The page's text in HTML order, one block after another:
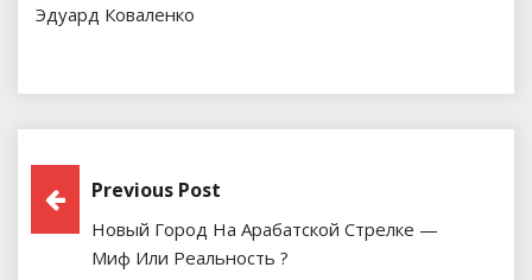
Эдуард Коваленко
Навигация
По
Previous Post
Новый Город На Арабатской Стрелке —
Миф Или Реальность ?